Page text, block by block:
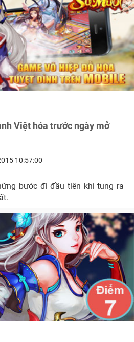
Việt hóa trước ngày mở
10:57:00
bước đi đầu tiên khi tung ra